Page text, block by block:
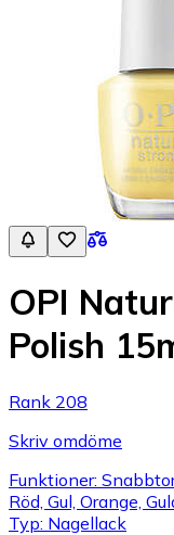
OPI
Polish
Rank 208
Skriv omdöme
Funktioner:
Röd, Gul, Orange,
Typ: Nagellack